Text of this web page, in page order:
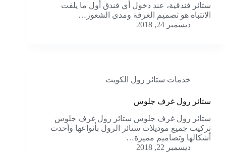
ستائر فندقية، عند دخول أي فندق أول ما يلفت
الانتباه هو تصميم الغرفة ومدى الشعور…
ديسمبر 24, 2018
خدمات ستائر رول الكويت
ستائر رول غرف جلوس
ستائر رول غرف جلوس ستائر رول غرف جلوس
تركيب جميع موديلات ستائر الرول بأنواعها وأحدث
أشكالها وتصاميم مميزة…
ديسمبر 22, 2018